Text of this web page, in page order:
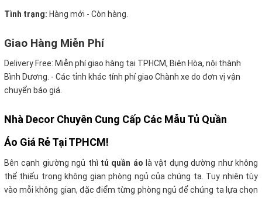
Tình trạng: Hàng mới - Còn hàng.
Giao Hàng Miễn Phí
Delivery Free: Miễn phí giao hàng tại TPHCM, Biên Hòa, nội thành
Bình Dương. - Các tỉnh khác tính phí giao Chành xe do đơn vị vận
chuyển báo giá.
Nhà Decor Chuyên Cung Cấp Các Mẫu Tủ Quần
Áo Giá Rẻ Tại TPHCM!
Bên cạnh giường ngủ thì tủ quần áo là vật dụng dường như không
thể thiếu trong không gian phòng ngủ của chúng ta. Tuy nhiên tùy
vào mỗi không gian, đặc điểm từng phòng ngủ để chúng ta lựa chọn